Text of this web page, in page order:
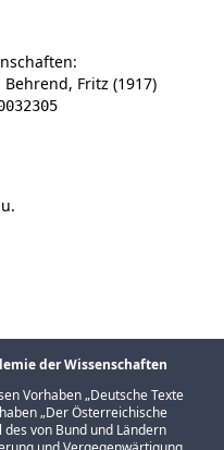
Fritz (1917)
der Wissenschaften
Vorhaben „Deutsche Texte
„Der Österreichische
des von Bund und Ländern